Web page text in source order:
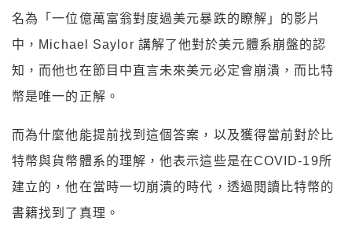
名為「一位億萬富翁對度過美元暴跌的瞭解」的影片
中，Michael Saylor 講解了他對於美元體系崩盤的認
知，而他也在節目中直言未來美元必定會崩潰，而比特
幣是唯一的正解。
而為什麼他能提前找到這個答案，以及獲得當前對於比
特幣與貨幣體系的理解，他表示這些是在COVID-19所
建立的，他在當時一切崩潰的時代，透過閱讀比特幣的
書籍找到了真理。